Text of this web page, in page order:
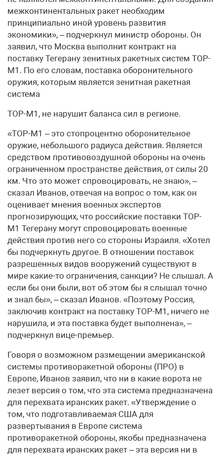
межконтинентальных ракет необходим
принципиально иной уровень развития
экономики», – подчеркнул министр обороны. Он
заявил, что Москва выполнит контракт на
поставку Тегерану зенитных ракетных систем ТОР-
М1. По его словам, поставка оборонительного
оружия, которым является зенитная ракетная
система
ТОР-М1, не нарушит баланса сил в регионе.
«ТОР-М1 – это стопроцентно оборонительное
оружие, небольшого радиуса действия. Является
средством противовоздушной обороны на очень
ограниченном пространстве действия, от силы 20
км. Что это может спровоцировать, не знаю», –
сказал Иванов, отвечая на вопрос о том, как он
оценивает мнения военных экспертов
прогнозирующих, что российские поставки ТОР-
М1 Тегерану могут спровоцировать военные
действия против него со стороны Израиля. «Хотел
бы подчеркнуть другое. В отношении поставок
разрешенных видов вооружений существуют в
мире какие-то ограничения, санкции? Не слышал. А
если бы они были, вот об этом бы я слышал точно
и знал бы», – сказал Иванов. «Поэтому Россия,
заключив контракт на поставку ТОР-М1, ничего не
нарушила, и эта поставка будет выполнена», –
подчеркнул вице-премьер.
Говоря о возможном размещении американской
системы противоракетной обороны (ПРО) в
Европе, Иванов заявил, что ни в какие ворота не
лезет версия о том, что эта система предназначена
для перехвата иранских ракет. «Утверждение о
том, что подготавливаемая США для
развертывания в Европе система
противоракетной обороны, якобы предназначена
для перехвата иранских ракет – эта версия ни в